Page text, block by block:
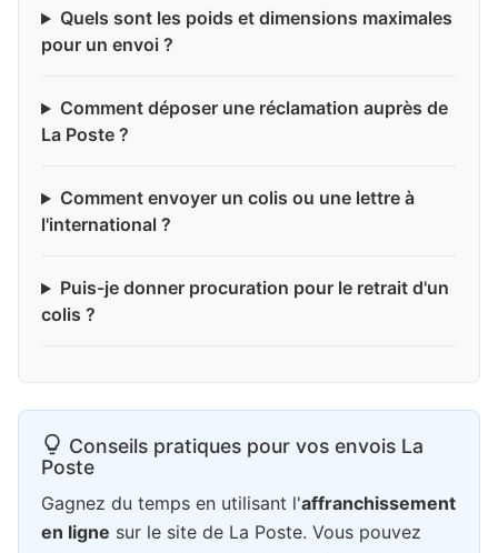
Quels sont les poids et dimensions maximales
pour un envoi ?
Comment déposer une réclamation auprès de
La Poste ?
Comment envoyer un colis ou une lettre à
l'international ?
Puis-je donner procuration pour le retrait d'un
colis ?
Conseils pratiques pour vos envois La
Poste
Gagnez du temps en utilisant l'affranchissement
en ligne sur le site de La Poste. Vous pouvez